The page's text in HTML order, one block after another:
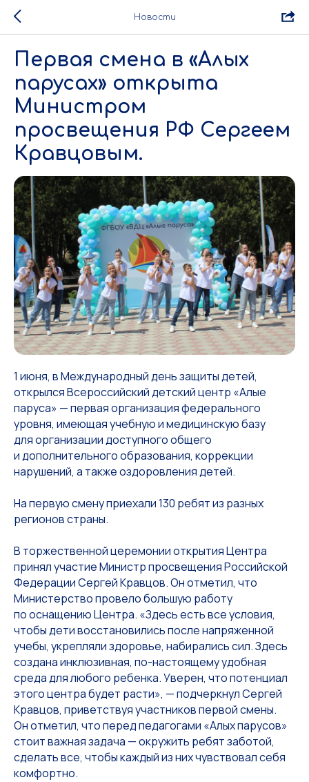
Новости
Первая смена в «Алых
парусах» открыта
Министром
просвещения РФ Сергеем
Кравцовым.
1 июня, в Международный день защиты детей,
открылся Всероссийский детский центр «Алые
паруса» — первая организация федерального
уровня, имеющая учебную и медицинскую базу
для организации доступного общего
и дополнительного образования, коррекции
нарушений, а также оздоровления детей.
На первую смену приехали 130 ребят из разных
регионов страны.
В торжественной церемонии открытия Центра
принял участие Министр просвещения Российской
Федерации Сергей Кравцов. Он отметил, что
Министерство провело большую работу
по оснащению Центра. «Здесь есть все условия,
чтобы дети восстановились после напряженной
учебы, укрепляли здоровье, набирались сил. Здесь
создана инклюзивная, по-настоящему удобная
среда для любого ребенка. Уверен, что потенциал
этого центра будет расти», — подчеркнул Сергей
Кравцов, приветствуя участников первой смены.
Он отметил, что перед педагогами «Алых парусов»
стоит важная задача — окружить ребят заботой,
сделать все, чтобы каждый из них чувствовал себя
комфортно.